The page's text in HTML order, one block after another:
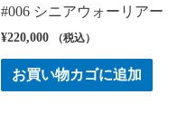
#006 シニアウォーリアー
¥220,000 （税込）
お買い物カゴに追加